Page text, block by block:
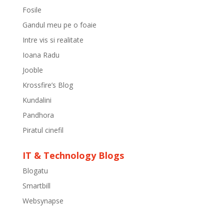
Fosile
Gandul meu pe o foaie
Intre vis si realitate
Ioana Radu
Jooble
Krossfire’s Blog
Kundalini
Pandhora
Piratul cinefil
IT & Technology Blogs
Blogatu
Smartbill
Websynapse